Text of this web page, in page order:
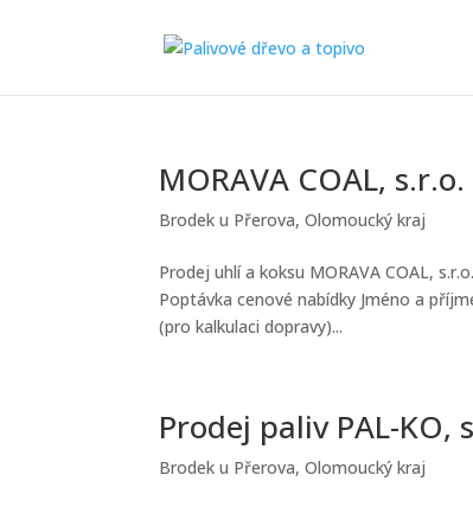
MORAVA COAL, s.r.o.
Brodek u Přerova,Olomoucký kraj
Prodej uhlí a koksu MORAVA COAL,
Poptávka cenové nabídky Jméno a
(pro kalkulaci dopravy)...
Prodej paliv PAL-KO,
Brodek u Přerova,Olomoucký kraj